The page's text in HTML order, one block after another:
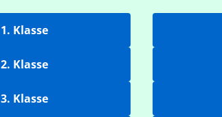
1. Klasse
2. Klasse
3. Klasse